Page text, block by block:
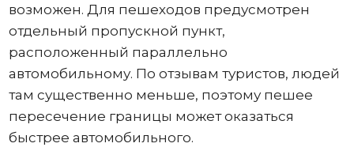
возможен. Для пешеходов предусмотрен
отдельный пропускной пункт,
расположенный параллельно
автомобильному. По отзывам туристов, людей
там существенно меньше, поэтому пешее
пересечение границы может оказаться
быстрее автомобильного.